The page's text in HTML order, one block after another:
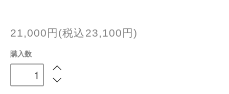
21,000円(税込23,100円)
購入数